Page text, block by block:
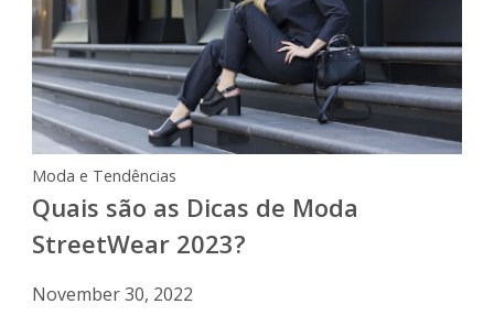
Moda e Tendências
Quais são as Dicas de Moda
StreetWear 2023?
November 30, 2022